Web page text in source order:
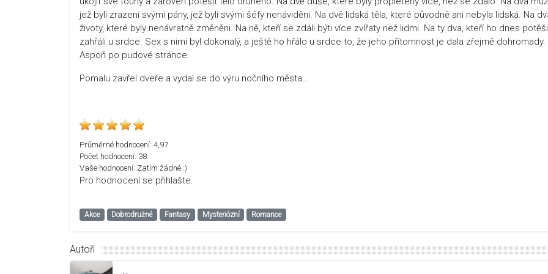
jež byli zrazeni svými pány, jež byli svými šéfy nenáviděni. Na dvě lidská těla, které původně ani nebyla lidská. Na
životy, které byly nenávratně změněni. Na ně, kteří se zdáli býti více zvířaty než lidmi. Na ty dva, kteří ho dnes
zahřáli u srdce. Sex s nimi byl dokonalý, a ještě ho hřálo u srdce to, že jeho přítomnost je dala zřejmě dohromady.
Aspoň po pudové stránce.
Pomalu zavřel dveře a vydal se do výru nočního města…
Průměrné hodnocení: 4,97
Počet hodnocení: 38
Vaše hodnocení: Zatím žádné :)
Pro hodnocení se přihlašte.
Akce Dobrodružné Fantasy Mysteriózní Romance
Autoři